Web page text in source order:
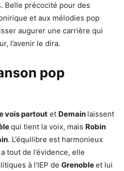
Belle précocité pour des
et aux mélodies pop
augurer une carrière qui
l’avenir le dira.
pop
vois partout et Demain laissent
qui tient la voix, mais Robin
. L’équilibre est harmonieux
tout de l’évidence, elle
à l’IEP de Grenobleet lui